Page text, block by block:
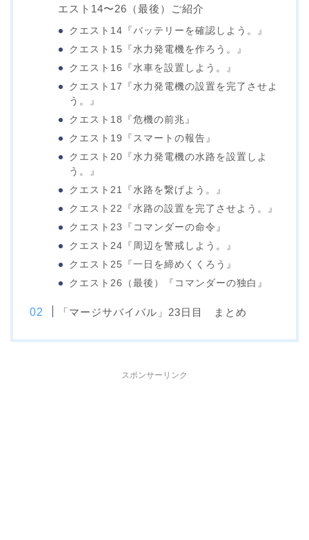
エスト14〜26（最後）ご紹介
クエスト14『バッテリーを確認しよう。』
クエスト15『水力発電機を作ろう。』
クエスト16『水車を設置しよう。』
クエスト17『水力発電機の設置を完了させよ
う。』
クエスト18『危機の前兆』
クエスト19『スマートの報告』
クエスト20『水力発電機の水路を設置しよ
う。』
クエスト21『水路を繋げよう。』
クエスト22『水路の設置を完了させよう。』
クエスト23『コマンダーの命令』
クエスト24『周辺を警戒しよう。』
クエスト25『一日を締めくくろう』
クエスト26（最後）『コマンダーの独白』
「マージサバイバル」23日目 まとめ
スポンサーリンク